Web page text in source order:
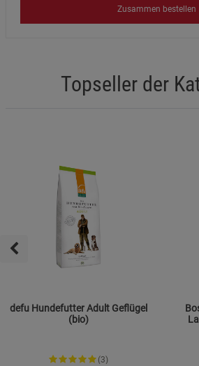
Zusammen bestellen
Topseller der
defu Hundefutter Adult Geflügel
(bio)
(3)